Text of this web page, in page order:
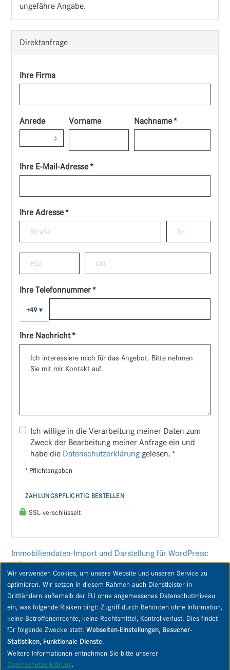
ungefähre Angabe.
Direktanfrage
Ihre Firma
Anrede Vorname Nachname *
Ihre E-Mail-Adresse *
Ihre Adresse *
Ihre Telefonnummer *
+49 ▾
Ihre Nachricht *
Ich willige in die Verarbeitung meiner Daten zum
Zweck der Bearbeitung meiner Anfrage ein und
habe die Datenschutzerklärung gelesen. *
* Pflichtangaben
ZAHLUNGSPFLICHTIG BESTELLEN
SSL-verschlüsselt
Immobiliendaten-Import und Darstellung für WordPress:
WP-ImmoMakler
Copyright © 2026 PIPPING Immobilien GmbH & Co. KG. Alle Rechte vorbehalten.
Kontakt
Impressum
AGB
Wir verwenden Cookies, um unsere Website und unseren Service zu
optimieren. Wir setzen in diesem Rahmen auch Dienstleister in
Drittländern außerhalb der EU ohne angemessenes Datenschutzniveau
ein, was folgende Risiken birgt: Zugriff durch Behörden ohne Information,
keine Betroffenenrechte, keine Rechtsmittel, Kontrollverlust. Dies findet
für folgende Zwecke statt: Webseiten-Einstellungen, Besucher-
Statistiken, Funktionale Dienste.
Weitere Informationen entnehmen Sie bitte unserer
Datenschutzerklärung.